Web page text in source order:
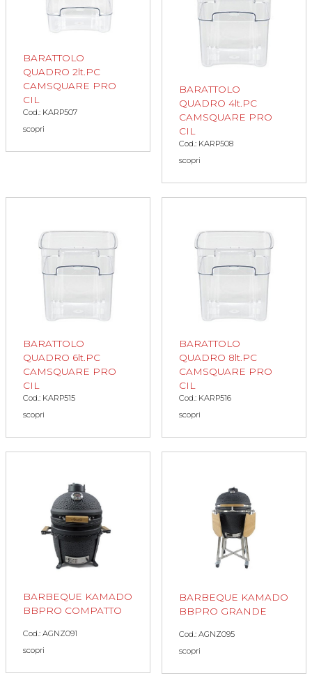
BARATTOLO
QUADRO 2lt.PC
CAMSQUARE PRO
CIL
Cod.: KARP507
scopri
BARATTOLO
QUADRO 4lt.PC
CAMSQUARE PRO
CIL
Cod.: KARP508
scopri
BARATTOLO
QUADRO 6lt.PC
CAMSQUARE PRO
CIL
Cod.: KARP515
scopri
BARATTOLO
QUADRO 8lt.PC
CAMSQUARE PRO
CIL
Cod.: KARP516
scopri
BARBEQUE KAMADO
BBPRO COMPATTO
Cod.: AGNZ091
scopri
BARBEQUE KAMADO
BBPRO GRANDE
Cod.: AGNZ095
scopri